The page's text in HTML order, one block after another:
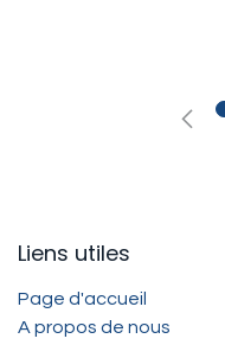
Liens utiles
Page d'accueil
A propos de nous